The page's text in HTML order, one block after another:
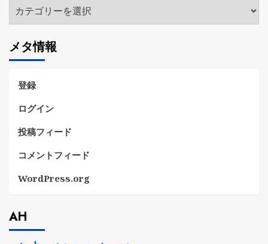
テ
リ
ー
メタ情報
登録
ログイン
投稿フィード
コメントフィード
WordPress.org
AH